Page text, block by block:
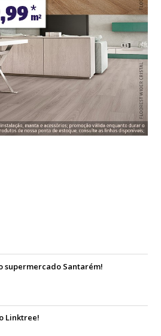
supermercado Santarém!
Linktree!